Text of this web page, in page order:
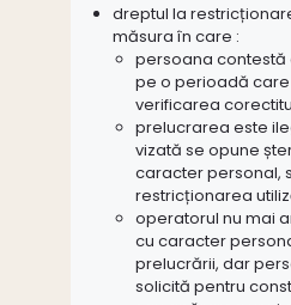
dreptul la
măsura în care :
persoana
pe o perioadă
verificarea
prelucrarea este
vizată se opune
caracter personal,
restricționarea
operatorul nu mai
cu caracter
prelucrării, dar
solicită pentru